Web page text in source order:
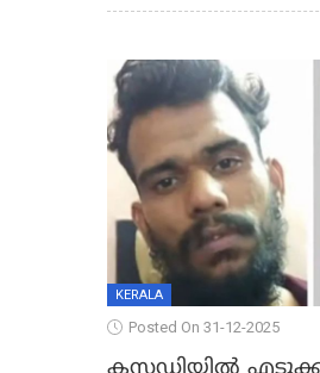
KERALA
Posted On 31-12-2025